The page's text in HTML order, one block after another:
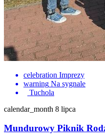
celebration Imprezy
warning Na sygnale
Tuchola
calendar_month 8 lipca
Mundurowy Piknik